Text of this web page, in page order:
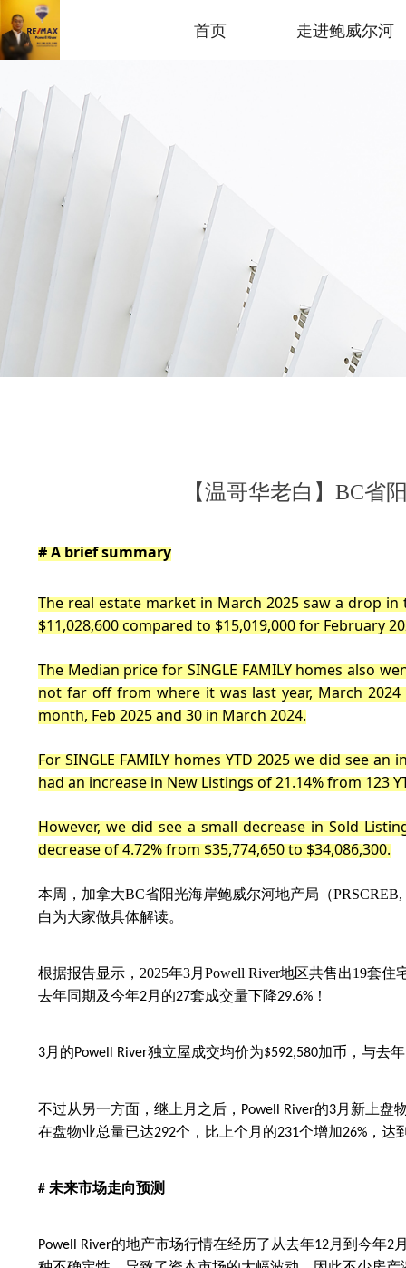
首页 走进鲍威尔河
【温哥华老白】BC省
#A brief summary
The real estate market in March 2025 saw a drop
$11,028,600 compared to $15,019,000 for February
The Median price for SINGLE FAMILY homes also
not far off from where it was last year, March 2024
month, Feb 2025 and 30 in March 2024.
For SINGLE FAMILY homes YTD 2025 we did see
had an increase in New Listings of 21.14% from 123
However, we did see a small decrease in Sold
decrease of 4.72% from $35,774,650 to $34,086,300.
本周，加拿大BC省阳光海岸鲍威尔河地产局（PRSCREB,
白为大家做具体解读。
根据报告显示， 2025年3月 Powell River地区共售出19套住
去年同期及今年2月的27套成交量下降29.6% ！
3月的Powell River独立屋成交均价为$592,580加币，与去
不过从另一方面，继上月之后， Powell River的3月新上盘
在盘物业总量已达292个，比上个月的231个增加26% ，达
# 未来市场走向预测
Powell River的地产市场行情在经历了从去年12月到今年2